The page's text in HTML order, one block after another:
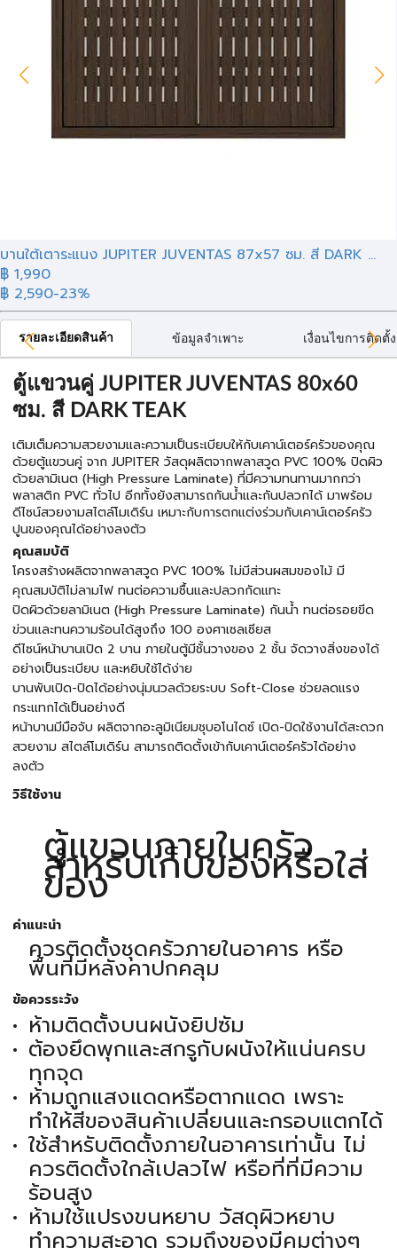
บานใต้เตาระแนง JUPITER JUVENTAS 87x57 ซม. สี DARK ...
฿ 1,990
฿ 2,590-23%
รายละเอียดสินค้า ข้อมูลจำเพาะ เงื่อนไขการติดตั้ง
ตู้แขวนคู่ JUPITER JUVENTAS 80x60
ซม. สี DARK TEAK
เติมเต็มความสวยงามและความเป็นระเบียบให้กับเคาน์เตอร์ครัวของคุณ
ด้วยตู้แขวนคู่ จาก JUPITER วัสดุผลิตจากพลาสวูด PVC 100% ปิดผิว
ด้วยลามิเนต (High Pressure Laminate) ที่มีความทนทานมากกว่า
พลาสติก PVC ทั่วไป อีกทั้งยังสามารถกันน้ำและกันปลวกได้ มาพร้อม
ดีไซน์สวยงามสไตล์โมเดิร์น เหมาะกับการตกแต่งร่วมกับเคาน์เตอร์ครัว
ปูนของคุณได้อย่างลงตัว
คุณสมบัติ
โครงสร้างผลิตจากพลาสวูด PVC 100% ไม่มีส่วนผสมของไม้ มี
คุณสมบัติไม่ลามไฟ ทนต่อความชื้นและปลวกกัดแทะ
ปิดผิวด้วยลามิเนต (High Pressure Laminate) กันน้ำ ทนต่อรอยขีด
ข่วนและทนความร้อนได้สูงถึง 100 องศาเซลเซียส
ดีไซน์หน้าบานเปิด 2 บาน ภายในตู้มีชั้นวางของ 2 ชั้น จัดวางสิ่งของได้
อย่างเป็นระเบียบ และหยิบใช้ได้ง่าย
บานพับเปิด-ปิดได้อย่างนุ่มนวลด้วยระบบ Soft-Close ช่วยลดแรง
กระแทกได้เป็นอย่างดี
หน้าบานมีมือจับ ผลิตจากอะลูมิเนียมชุบอโนไดซ์ เปิด-ปิดใช้งานได้สะดวก
สวยงาม สไตล์โมเดิร์น สามารถติดตั้งเข้ากับเคาน์เตอร์ครัวได้อย่าง
ลงตัว
วิธีใช้งาน
ตู้แขวนภายในครัว
สำหรับเก็บของหรือใส่
ของ
คำแนะนำ
ควรติดตั้งชุดครัวภายในอาคาร หรือ
พื้นที่มีหลังคาปกคลุม
ข้อควรระวัง
ห้ามติดตั้งบนผนังยิปซัม
ต้องยึดพุกและสกรูกับผนังให้แน่นครบ
ทุกจุด
ห้ามถูกแสงแดดหรือตากแดด เพราะ
ทำให้สีของสินค้าเปลี่ยนและกรอบแตกได้
ใช้สำหรับติดตั้งภายในอาคารเท่านั้น ไม่
ควรติดตั้งใกล้เปลวไฟ หรือที่ที่มีความ
ร้อนสูง
ห้ามใช้แปรงขนหยาบ วัสดุผิวหยาบ
ทำความสะอาด รวมถึงของมีคมต่างๆ